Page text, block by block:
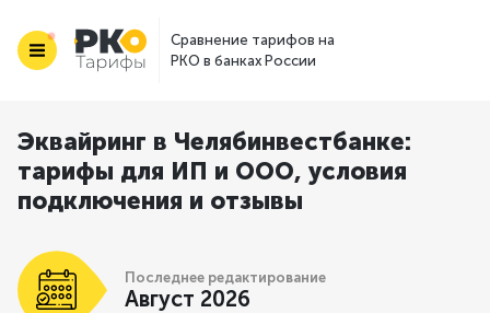
Сравнение тарифов на
РКО в банках России
Эквайринг в Челябинвестбанке:
тарифы для ИП и ООО, условия
подключения и отзывы
Последнее редактирование
Август 2026